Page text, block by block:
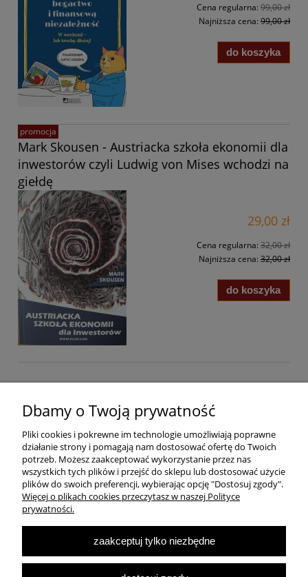
Cena regularna: 99,00 zł
Najniższa cena: 99,00 zł
do koszyka
Mark Skousen - Austriacka szkoła ekonomii dla
inwestorów czyli Ludwig von Mises wchodzi na
giełdę
29,00 zł
Cena regularna: 32,00 zł
Najniższa cena: 32,00 zł
do koszyka
promocja
Pomoc
Dostawa
Moje konto
Największa Księgarnia Internetowa Po Prawej Stronie, ulubiona księgarnia
Dbamy o Twoją prywatność
Pliki cookies i pokrewne im technologie umożliwiają poprawne
działanie strony i pomagają nam dostosować ofertę do Twoich
potrzeb. Możesz zaakceptować wykorzystanie przez nas
wszystkich tych plików i przejść do sklepu lub dostosować użycie
plików do swoich preferencji, wybierając opcję "Dostosuj zgody".
Więcej o plikach cookies przeczytasz w naszej Polityce
prywatności.
zaakceptuj tylko niezbędne